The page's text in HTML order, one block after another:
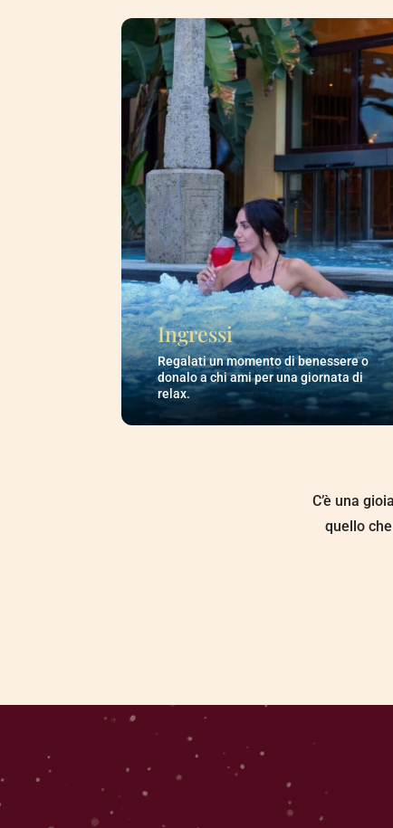
Ingressi
Regalati un momento di benessere o
donalo a chi ami per una giornata di
relax.
C’è una
quello